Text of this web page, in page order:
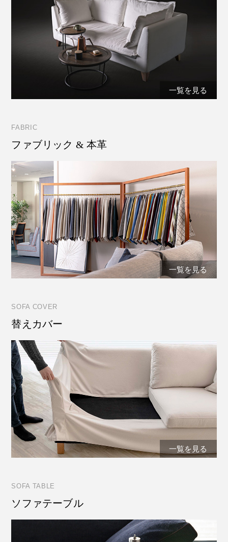
一覧を見る
FABRIC
ファブリック & 本革
一覧を見る
SOFA COVER
替えカバー
一覧を見る
SOFA TABLE
ソファテーブル